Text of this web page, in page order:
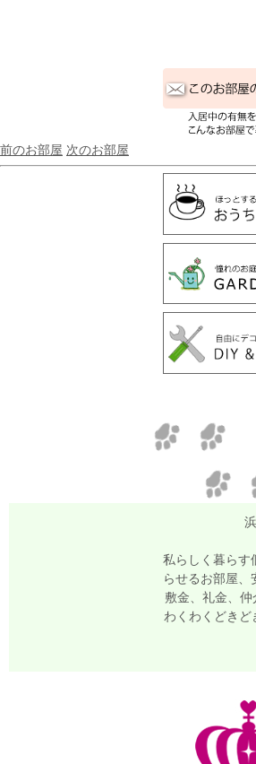
前のお部屋 次のお部屋
私らしく暮らす
らせるお部屋
敷金、礼金、
わくわくどき